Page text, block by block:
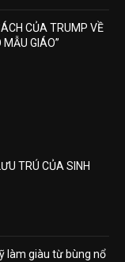
CỦA TRUMP VỀ
MẪU GIÁO”
TRÚ CỦA SINH
làm giàu từ bùng nổ